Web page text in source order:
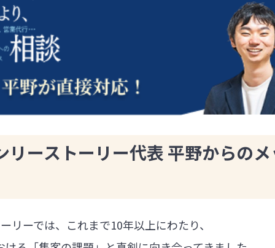
リーストーリー代表 平野からの
リーでは、これまで10年以上にわたり、